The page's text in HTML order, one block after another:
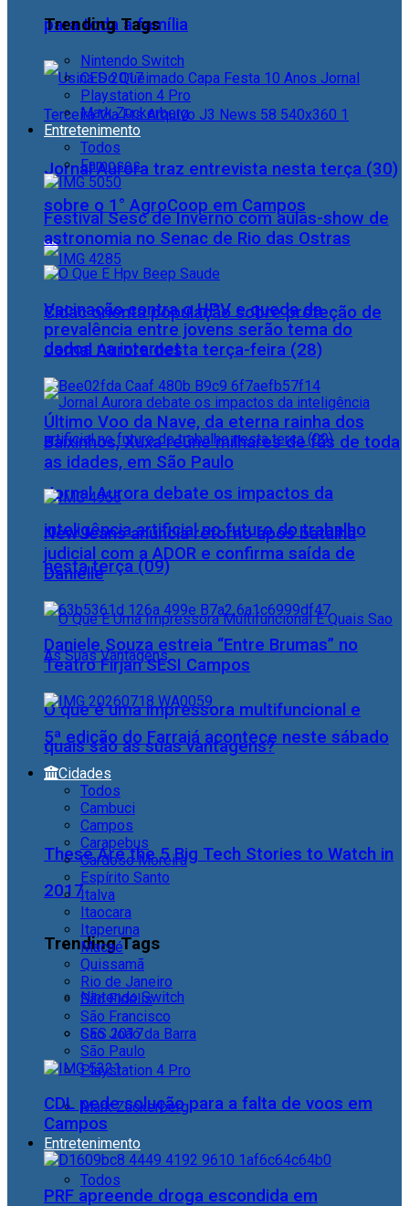
para toda a família
Jornal Aurora traz entrevista nesta terça (30)
sobre o 1° AgroCoop em Campos
Cidac orienta população sobre proteção de
dados na internet
Jornal Aurora debate os impactos da
inteligência artificial no futuro do trabalho
nesta terça (09)
O que é uma impressora multifuncional e
quais são as suas vantagens?
These Are the 5 Big Tech Stories to Watch in
2017
Trending Tags
Nintendo Switch
CES 2017
Playstation 4 Pro
Mark Zuckerberg
Entretenimento
Todos
Trending Tags
Nintendo Switch
CES 2017
Playstation 4 Pro
Mark Zuckerberg
Entretenimento
Todos
Famosos
Festival Sesc de Inverno com aulas-show de
astronomia no Senac de Rio das Ostras
Vacinação contra o HPV e queda da
prevalência entre jovens serão tema do
Jornal Aurora desta terça-feira (28)
Último Voo da Nave, da eterna rainha dos
Baixinhos, Xuxa reúne milhares de fãs de toda
as idades, em São Paulo
NewJeans anuncia retorno após batalha
judicial com a ADOR e confirma saída de
Danielle
Daniele Souza estreia “Entre Brumas” no
Teatro Firjan SESI Campos
5ª edição do Farraiá acontece neste sábado
Cidades
Todos
Cambuci
Campos
Carapebus
Cardoso Moreira
Espírito Santo
Italva
Itaocara
Itaperuna
Macaé
Quissamã
Rio de Janeiro
São Fidélis
São Francisco
São João da Barra
São Paulo
CDL pede solução para a falta de voos em
Campos
PRF apreende droga escondida em